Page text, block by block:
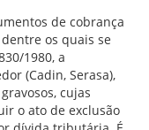
de cobrança
os quais se
1980, a
(Cadin, Serasa),
cujas
o ato de exclusão